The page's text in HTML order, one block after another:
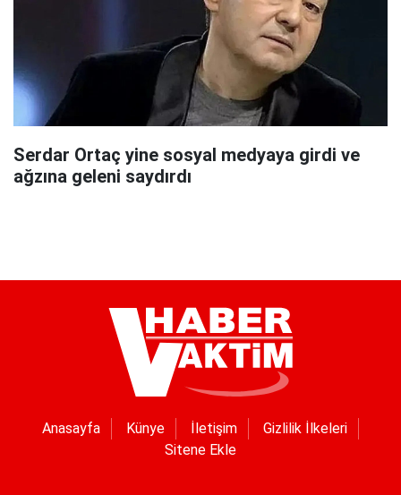
Serdar Ortaç yine sosyal medyaya girdi ve
ağzına geleni saydırdı
Anasayfa Künye İletişim
Gizlilik İlkeleri
Sitene Ekle